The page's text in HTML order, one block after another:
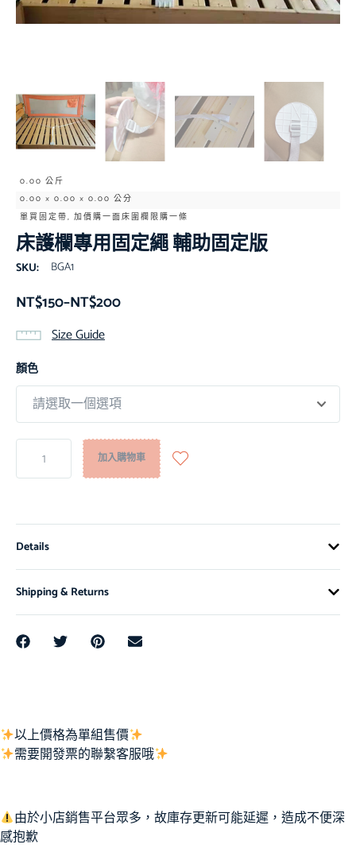
0.00 公斤
0.00 × 0.00 × 0.00 公分
單買固定帶, 加價購一面床圍欄限購一條
床護欄專用固定繩 輔助固定版
SKU: BGA1
NT$150–NT$200
Size Guide
顏色
加入購物車
Details
Shipping & Returns
以上價格為單組售價
需要開發票的聯繫客服哦
由於小店銷售平台眾多，故庫存更新可能延遲，造成不便深
感抱歉